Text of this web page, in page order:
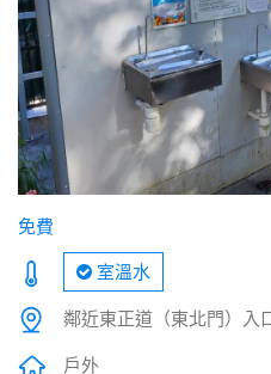
免費
室溫水
鄰近東正道（東北門）入
戶外